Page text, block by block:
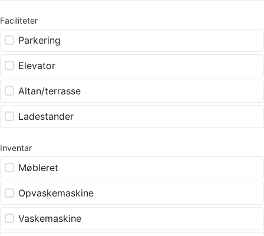
Faciliteter
Parkering
Elevator
Altan/terrasse
Ladestander
Inventar
Møbleret
Opvaskemaskine
Vaskemaskine